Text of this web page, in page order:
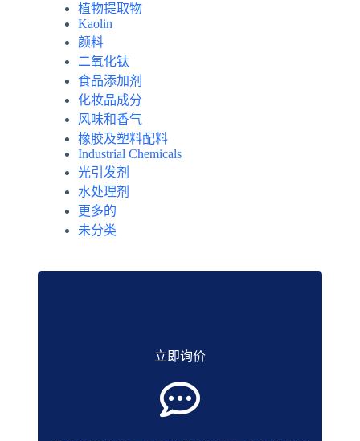
植物提取物
Kaolin
颜料
二氧化钛
食品添加剂
化妆品成分
风味和香气
橡胶及塑料配料
Industrial Chemicals
光引发剂
水处理剂
更多的
未分类
立即询价